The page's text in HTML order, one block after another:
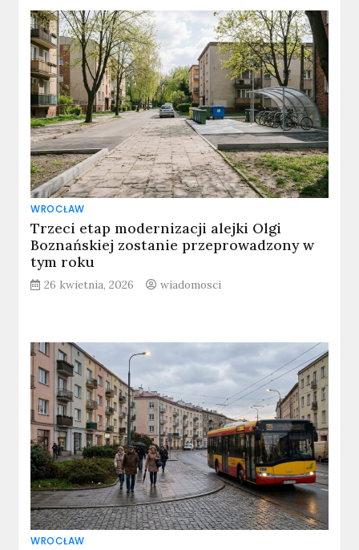
WROCŁAW
Trzeci etap modernizacji alejki Olgi
Boznańskiej zostanie przeprowadzony w
tym roku
26 kwietnia, 2026 wiadomosci
WROCŁAW